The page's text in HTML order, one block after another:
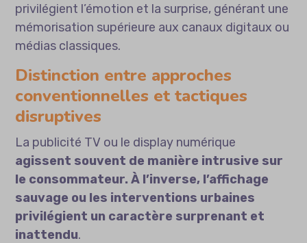
privilégient l’émotion et la surprise, générant une
mémorisation supérieure aux canaux digitaux ou
médias classiques.
Distinction entre approches
conventionnelles et tactiques
disruptives
La publicité TV ou le display numérique
agissent souvent de manière intrusive sur
le consommateur. À l’inverse, l’affichage
sauvage ou les interventions urbaines
privilégient un caractère surprenant et
inattendu.